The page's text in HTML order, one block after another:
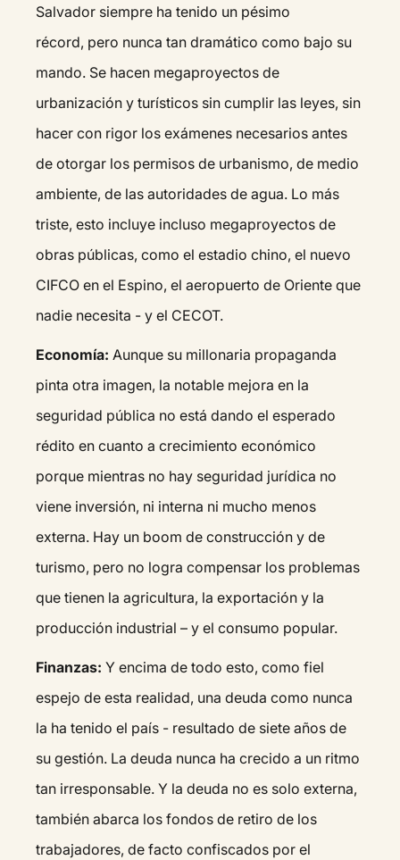
Salvador siempre ha tenido un pésimo
récord, pero nunca tan dramático como bajo su
mando. Se hacen megaproyectos de
urbanización y turísticos sin cumplir las leyes, sin
hacer con rigor los exámenes necesarios antes
de otorgar los permisos de urbanismo, de medio
ambiente, de las autoridades de agua. Lo más
triste, esto incluye incluso megaproyectos de
obras públicas, como el estadio chino, el nuevo
CIFCO en el Espino, el aeropuerto de Oriente que
nadie necesita - y el CECOT.
Economía: Aunque su millonaria propaganda
pinta otra imagen, la notable mejora en la
seguridad pública no está dando el esperado
rédito en cuanto a crecimiento económico
porque mientras no hay seguridad jurídica no
viene inversión, ni interna ni mucho menos
externa. Hay un boom de construcción y de
turismo, pero no logra compensar los problemas
que tienen la agricultura, la exportación y la
producción industrial – y el consumo popular.
Finanzas: Y encima de todo esto, como fiel
espejo de esta realidad, una deuda como nunca
la ha tenido el país - resultado de siete años de
su gestión. La deuda nunca ha crecido a un ritmo
tan irresponsable. Y la deuda no es solo externa,
también abarca los fondos de retiro de los
trabajadores, de facto confiscados por el